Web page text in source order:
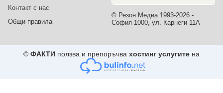
Контакт с нас
Общи правила
© Резон Медиа 1993-2026 -
София 1000, ул. Карнеги 11А
© ФАКТИ ползва и препоръчва хостинг услугите на